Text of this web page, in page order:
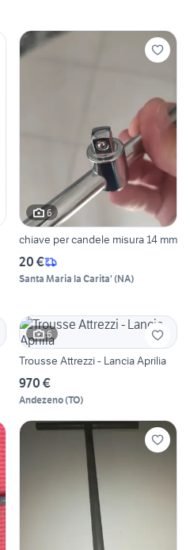
6
chiave per candele misura 14 mm
20 €
Santa Maria la Carita' (NA)
6
Trousse Attrezzi - Lancia Aprilia
970 €
Andezeno(TO)